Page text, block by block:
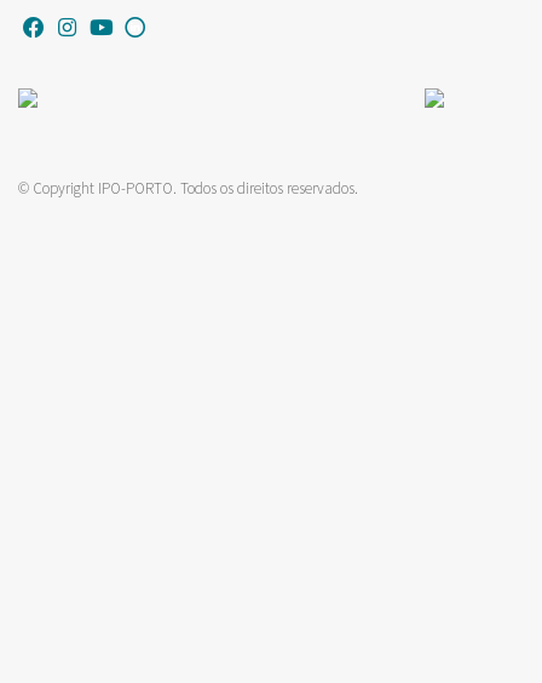
© Copyright IPO-PORTO. Todos os direitos reservados.